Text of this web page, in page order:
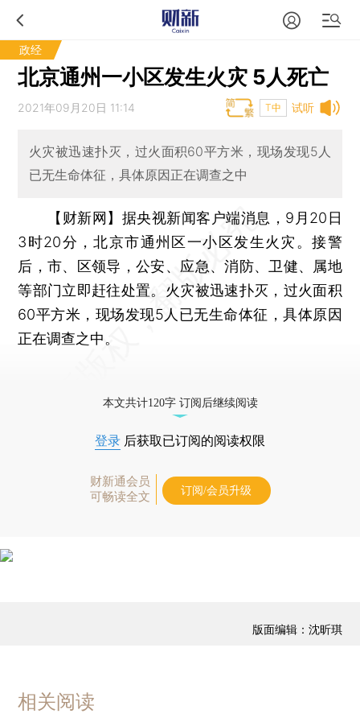
政经
北京通州一小区发生火灾 5人死亡
试听
2021年09月20日 11:14 T中
火灾被迅速扑灭，过火面积60平方米，现场发现5人
已无生命体征，具体原因正在调查之中
【财新网】 据央视新闻客户端消息，9月20日
3时20分，北京市通州区一小区发生火灾。接警
后，市、区领导，公安、应急、消防、卫健、属地
等部门立即赶往处置。火灾被迅速扑灭，过火面积
60平方米，现场发现5人已无生命体征，具体原因
正在调查之中。
本文共计120字 订阅后继续阅读
登录 后获取已订阅的阅读权限
财新通会员
可畅读全文
订阅/会员升级
版面编辑：沈昕琪
相关阅读